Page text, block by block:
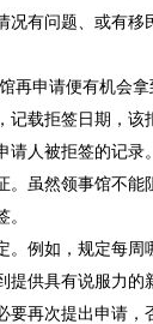
问题、或有移民
再申请便有机会
载拒签日期，
人被拒签的记
然领事馆不能阻
例如，规定每
供具有说服力
必要再次提出申请